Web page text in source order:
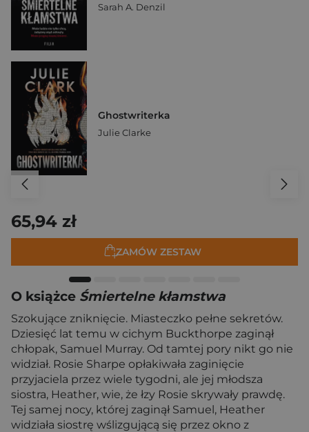
Sarah A. Denzil
Ghostwriterka
Julie Clarke
65,94 zł
ZAMÓW ZESTAW
O książce Śmiertelne kłamstwa
Szokujące zniknięcie. Miasteczko pełne sekretów.
Dziesięć lat temu w cichym Buckthorpe zaginął
chłopak, Samuel Murray. Od tamtej pory nikt go nie
widział. Rosie Sharpe opłakiwała zaginięcie
przyjaciela przez wiele tygodni, ale jej młodsza
siostra, Heather, wie, że łzy Rosie skrywały prawdę.
Tej samej nocy, której zaginął Samuel, Heather
widziała siostrę wślizgującą się przez okno z